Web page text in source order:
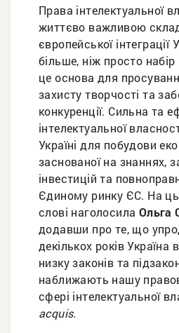
Права інтелектуальної
життєво важливою
європейської інтеграції
більше, ніж просто
це основа для
захисту творчості та
конкуренції. Сильна та
інтелектуальної
Україні для побудови
заснованої на знаннях,
інвестицій та
Єдиному ринку ЄС. На
слові наголосила Ольга
додавши про те, що
декількох років Україна
низку законів та
наближають нашу
сфері інтелектуальної
аcquis.